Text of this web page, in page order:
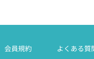
会員規約
よくある質